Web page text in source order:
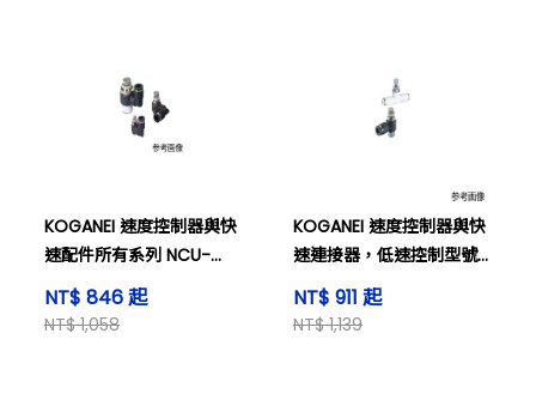
KOGANEI 速度控制器與快
速配件所有系列 NCU-
SC6-01-A
NT$ 846 起
NT$ 1,058
KOGANEI 速度控制器與快
速連接器，低速控制型號
SCC8-01-A
NT$ 911 起
NT$ 1,139